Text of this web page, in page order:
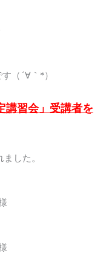
（´∀｀*）
講習会」受講者を
した。